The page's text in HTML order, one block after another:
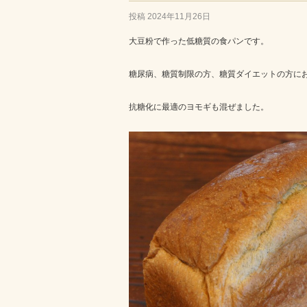
投稿 2024年11月26日
大豆粉で作った低糖質の食パンです。
糖尿病、糖質制限の方、糖質ダイエットの方に
抗糖化に最適のヨモギも混ぜました。